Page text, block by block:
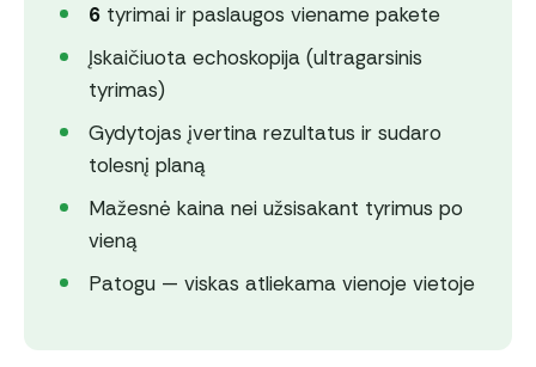
6 tyrimai ir paslaugos viename pakete
Įskaičiuota echoskopija (ultragarsinis
tyrimas)
Gydytojas įvertina rezultatus ir sudaro
tolesnį planą
Mažesnė kaina nei užsisakant tyrimus po
vieną
Patogu — viskas atliekama vienoje vietoje